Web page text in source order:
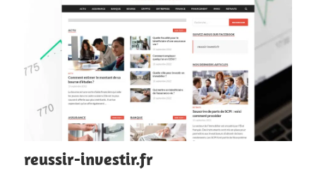
reussir-investir.fr